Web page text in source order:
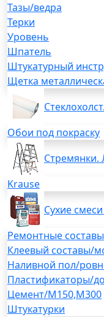
Тазы/ведра
Терки
Уровень
Шпатель
Штукатурный
Щетка
Обои под покраску
Стремянки.
Krause
Сухие
Ремонтные составы
Клеевый составы/
Наливной пол/
Пластификаторы/
Цемент/М150,М300
Штукатурки